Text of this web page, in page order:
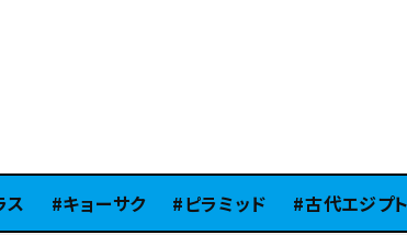
キョーサク ピラミッド 古代エジプト